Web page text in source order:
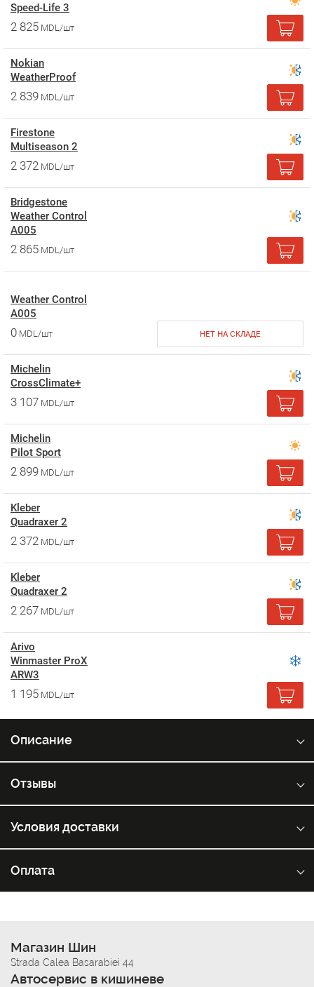
Speed-Life 3
2 825 MDL/шт
Nokian
WeatherProof
2 839 MDL/шт
Firestone
Multiseason 2
2 372 MDL/шт
Bridgestone
Weather Control
A005
2 865 MDL/шт
Weather Control
A005
0 MDL/шт НЕТ НА СКЛАДЕ
Michelin
CrossClimate+
3 107 MDL/шт
Michelin
Pilot Sport
2 899 MDL/шт
Kleber
Quadraxer 2
2 372 MDL/шт
Kleber
Quadraxer 2
2 267 MDL/шт
Arivo
Winmaster ProX
ARW3
1 195 MDL/шт
Описание
Отзывы
Условия доставки
Оплата
Магазин Шин
Strada Calea Basarabiei 44
Автосервис в кишиневе